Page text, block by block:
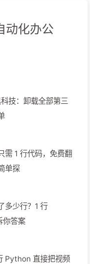
动化办公
技：卸载全部第三
需 1 行代码，免费翻
单探
多少行？1 行
你答案
Python 直接把视频